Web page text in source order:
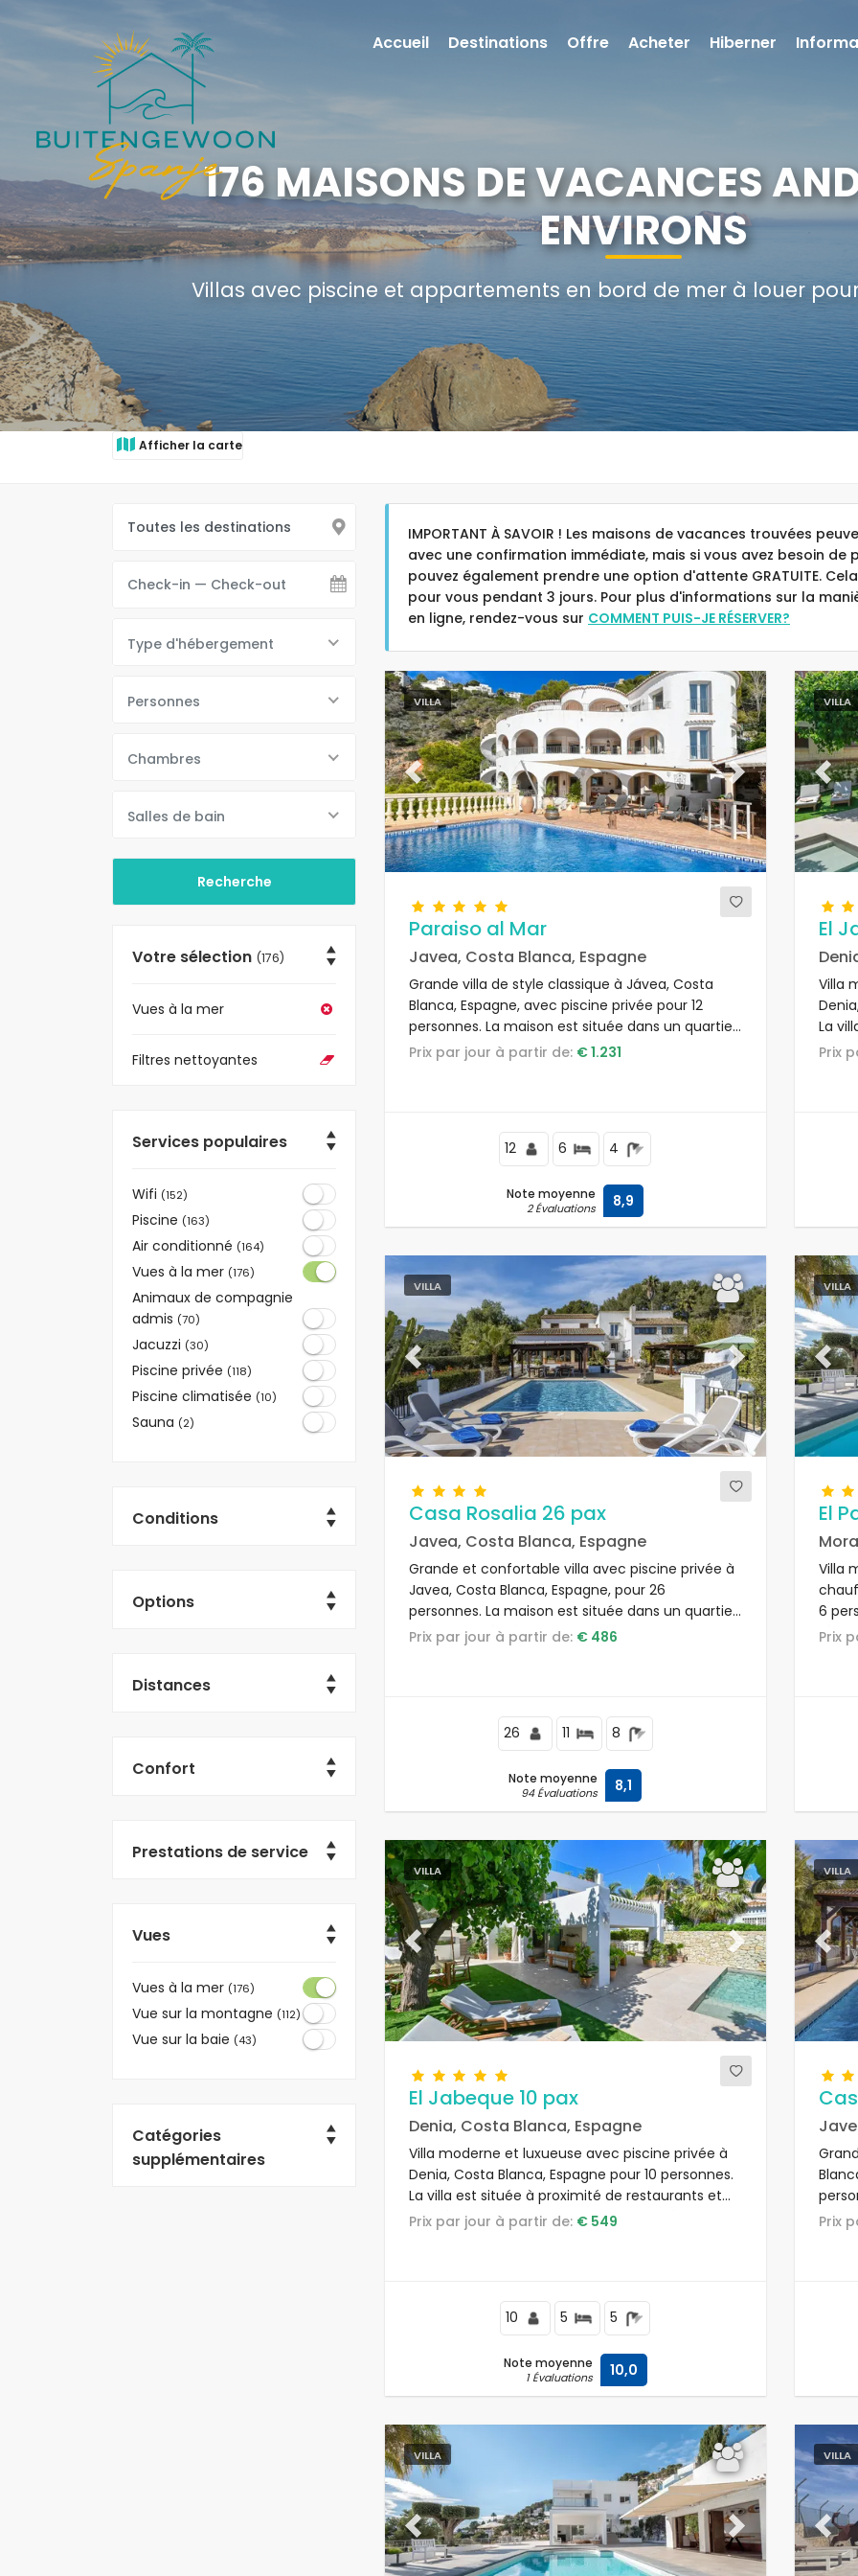
176 MAISONS DE VACANCES
ENVIRONS
Villas avec piscine et appartements en bord de mer à louer
Afficher la carte
Type d'hébergement
Personnes
Chambres
Salles de bain
Votre sélection (176)
Vues à la mer
Filtres nettoyantes
Services populaires
Wifi (152)
Piscine (163)
Air conditionné (164)
Vues à la mer (176)
Animaux de compagnie
admis (70)
Jacuzzi (30)
Piscine privée (118)
Piscine climatisée (10)
Sauna (2)
Conditions
Options
Distances
Confort
Prestations de service
Vues
Vues à la mer (176)
Vue sur la montagne (112)
Vue sur la baie (43)
Catégories
supplémentaires
IMPORTANT À SAVOIR ! Les maisons de vacances trouvées
avec une confirmation immédiate, mais si vous avez besoin de
pouvez également prendre une option d'attente GRATUITE.
pour vous pendant 3 jours. Pour plus d'informations sur la
en ligne, rendez-vous sur COMMENT PUIS-JE RÉSERVER?
VILLA
Previous Next
Paraiso al Mar
Javea, Costa Blanca, Espagne
Grande villa de style classique à Jávea, Costa
Blanca, Espagne, avec piscine privée pour 12
personnes. La maison est située dans un quartier
résidentiel de plage, à 100 mètres de la plage
Prix par jour à partir de: € 1.231
12 6 4
Note moyenne
2 Évaluations 8,9
VILLA
El
Villa
La
bars,
Prix
VILLA
Previous Next
Casa Rosalia 26 pax
Javea, Costa Blanca, Espagne
Grande et confortable villa avec piscine privée à
Javea, Costa Blanca, Espagne, pour 26
personnes. La maison est située dans un quartier
rural et boisé près de la plage.
Prix par jour à partir de: € 486
26 11 8
Note moyenne
94 Évaluations 8,1
VILLA
El
Villa
6
Prix
VILLA
Previous Next
El Jabeque 10 pax
Denia, Costa Blanca, Espagne
Villa moderne et luxueuse avec piscine privée à
Denia, Costa Blanca, Espagne pour 10 personnes.
La villa est située à proximité de restaurants et
bars, à 25 m de la plage Les Marines et à 0,025
Prix par jour à partir de: € 549
10 5 5
Note moyenne
1 Évaluations 10,0
VILLA
etPrix
VILLA
Previous Next
VILLA
Accueil Destinations Offre Acheter Hiberner